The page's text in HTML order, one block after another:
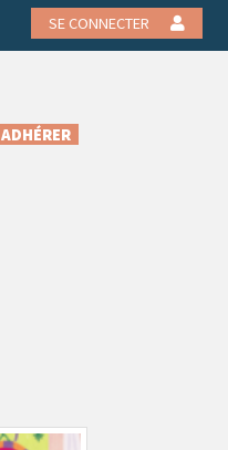
SE CONNECTER
ADHÉRER